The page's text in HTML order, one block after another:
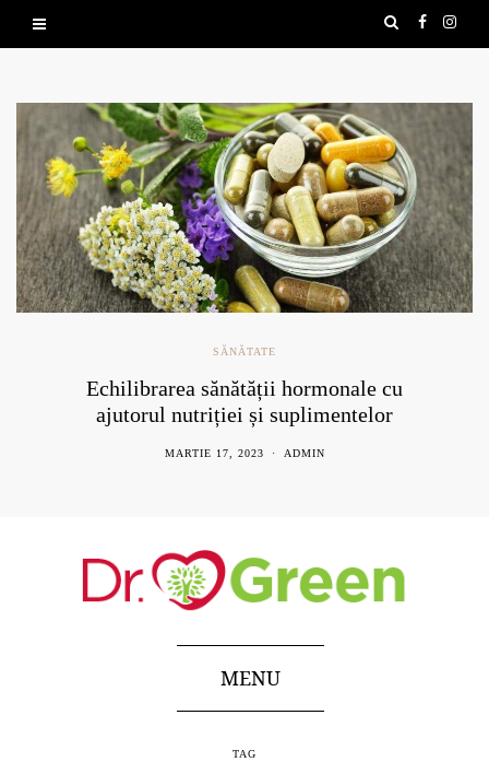
SĂNĂTATE
Echilibrarea sănătății hormonale cu
ajutorul nutriției și suplimentelor
MARTIE 17, 2023 ADMIN
MENU
TAG